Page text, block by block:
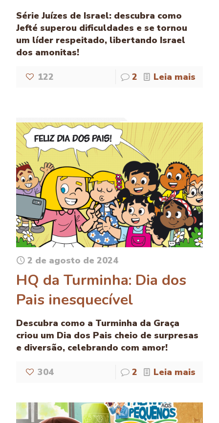
Série Juízes de Israel: descubra como
Jefté superou dificuldades e se tornou
um líder respeitado, libertando Israel
dos amonitas!
122 2 Leia mais
2 de agosto de 2024
HQ da Turminha: Dia dos
Pais inesquecível
Descubra como a Turminha da Graça
criou um Dia dos Pais cheio de surpresas
e diversão, celebrando com amor!
304 2 Leia mais